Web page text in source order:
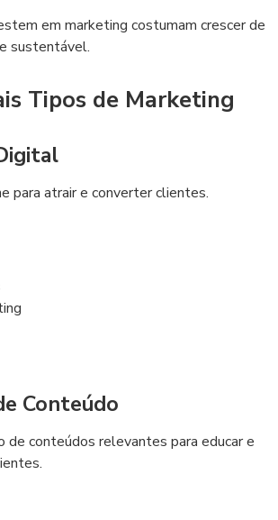
em marketing costumam crescer de
sustentável.
Tipos de Marketing
para atrair e converter clientes.
Conteúdo
de conteúdos relevantes para educar e